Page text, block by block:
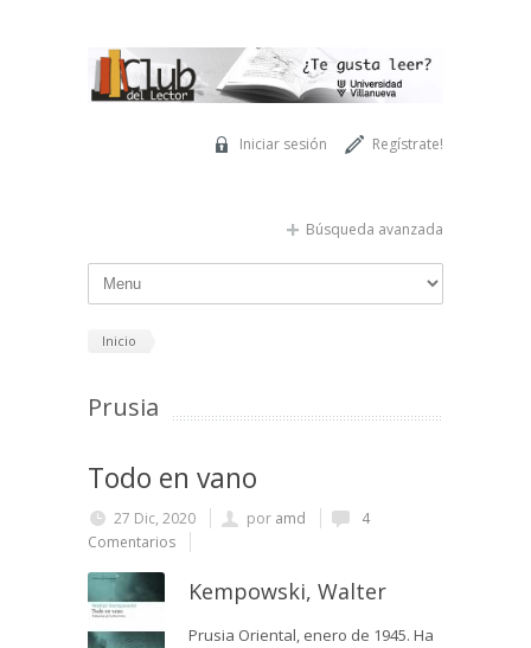
Regístrate!
Iniciar sesión
Búsqueda avanzada
Inicio
Prusia
Todo en vano
27 Dic, 2020 por amd
4
Comentarios
Kempowski, Walter
Prusia Oriental, enero de 1945. Ha